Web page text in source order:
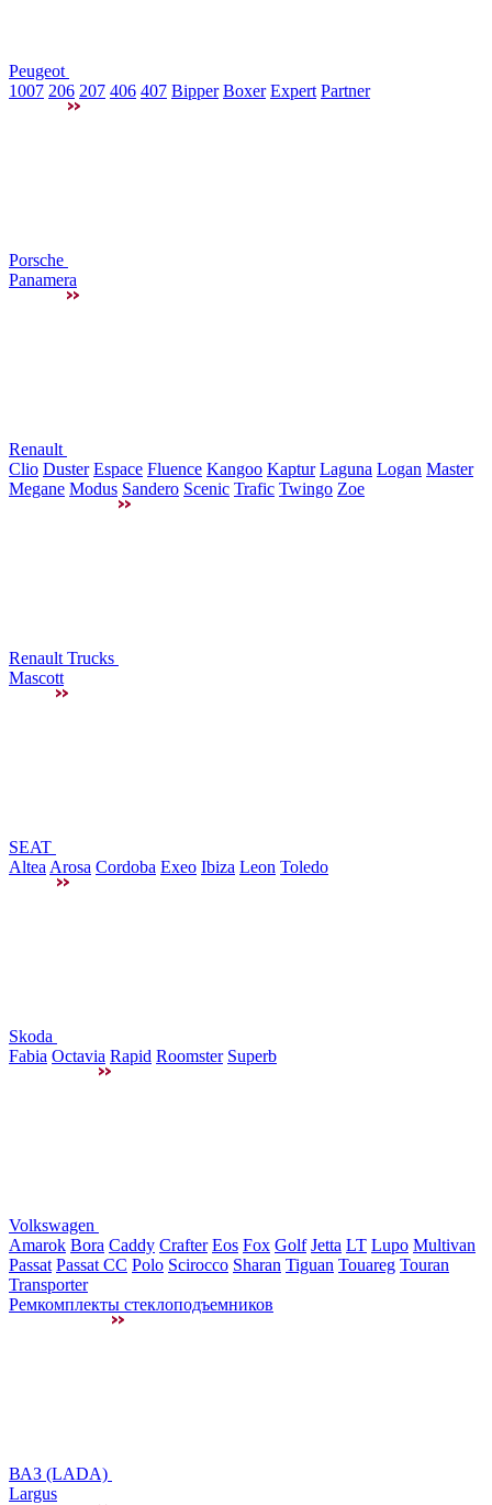
Peugeot
1007 206 207 406 407 Bipper Boxer Expert Partner
Porsche
Panamera
Renault
Clio Duster Espace Fluence Kangoo Kaptur Laguna Logan Master
Megane Modus Sandero Scenic Trafic Twingo Zoe
Renault Trucks
Mascott
SEAT
Altea Arosa Cordoba Exeo Ibiza Leon Toledo
Skoda
Fabia Octavia Rapid Roomster Superb
Volkswagen
Amarok Bora Caddy Crafter Eos Fox Golf Jetta LT Lupo Multivan
Passat Passat CC Polo Scirocco Sharan Tiguan Touareg Touran
Transporter
Ремкомплекты стеклоподъемников
ВАЗ (LADA)
Largus